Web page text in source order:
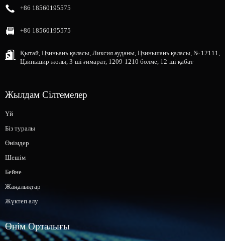
+86 18560195575
+86 18560195575
Қытай, Цзиньань қаласы, Ликсия ауданы, Цзиньшань қаласы, № 12111,
Цзиньшир жолы, 3-ші ғимарат, 1209-1210 бөлме, 12-ші қабат
Жылдам Сілтемелер
Үй
Біз туралы
Өнімдер
Шешім
Бейне
Жаңалықтар
Жүктеп алу
Өнім Орталығы